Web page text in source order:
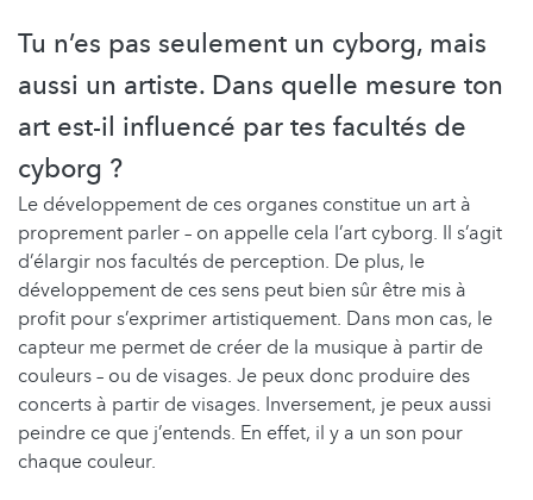
Tu n’es pas seulement un cyborg, mais
aussi un artiste. Dans quelle mesure ton
art est-il influencé par tes facultés de
cyborg ?
Le développement de ces organes constitue un art à
proprement parler – on appelle cela l’art cyborg. Il s’agit
d’élargir nos facultés de perception. De plus, le
développement de ces sens peut bien sûr être mis à
profit pour s’exprimer artistiquement. Dans mon cas, le
capteur me permet de créer de la musique à partir de
couleurs – ou de visages. Je peux donc produire des
concerts à partir de visages. Inversement, je peux aussi
peindre ce que j’entends. En effet, il y a un son pour
chaque couleur.